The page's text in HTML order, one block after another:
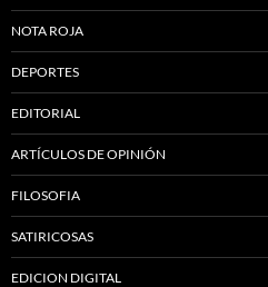
NOTA ROJA
DEPORTES
EDITORIAL
ARTÍCULOS DE OPINIÓN
FILOSOFIA
SATIRICOSAS
EDICION DIGITAL